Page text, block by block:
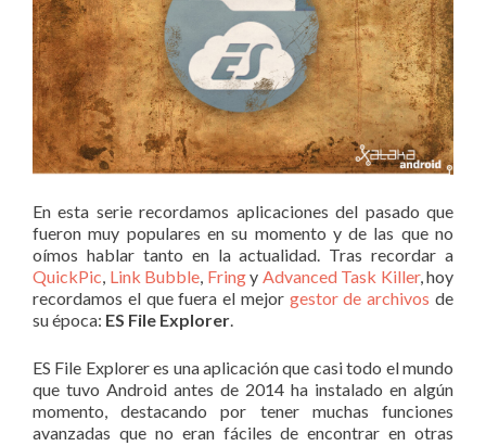
En esta serie recordamos aplicaciones del pasado que
fueron muy populares en su momento y de las que no
oímos hablar tanto en la actualidad. Tras recordar a
QuickPic Link Bubble Fringy Advanced Task Killer, hoy
recordamos el que fuera el mejor gestor de archivos de
su época: ES File Explorer
ES File Explorer es una aplicación que casi todo el mundo
que tuvo Android antes de 2014 ha instalado en algún
momento, destacando por tener muchas funciones
avanzadas que no eran fáciles de encontrar en otras